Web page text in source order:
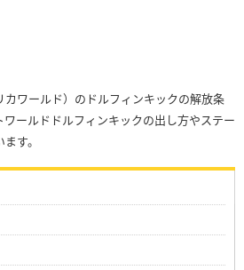
ワールド）のドルフィンキックの解放条
ールドドルフィンキックの出し方やステー
す。